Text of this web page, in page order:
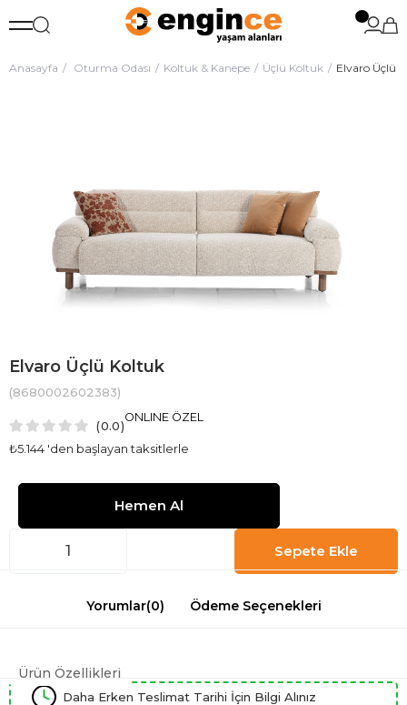
Anasayfa Oturma Odası Koltuk & Kanepe Üçlü Koltuk Elvaro Üçlü
Elvaro Üçlü Koltuk
(8680002602383)
0.0
₺5.144 'den başlayan taksitlerle
ONLINE ÖZEL
Yorumlar(0) Ödeme Seçenekleri
Ürün Özellikleri
Daha Erken Teslimat Tarihi İçin Bilgi Alınız